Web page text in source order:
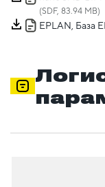
(SDF, 83.94 MB)
EPLAN, База